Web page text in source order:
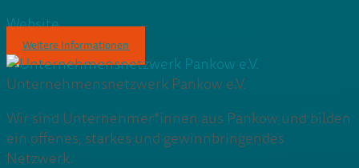
Website
Weitere Informationen
Unternehmensnetzwerk Pankow e.V.
Wir sind Unternehmer*innen aus Pankow und bilden
ein offenes, starkes und gewinnbringendes
Netzwerk.